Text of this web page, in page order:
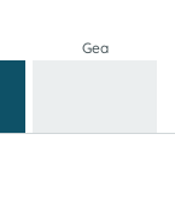
Gea